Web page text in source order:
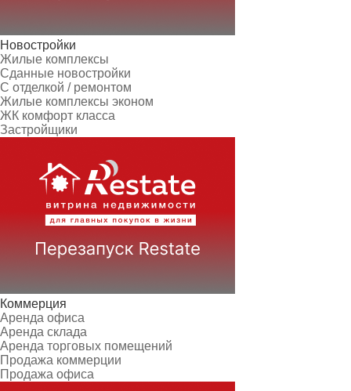
Новостройки
Жилые комплексы
Сданные новостройки
С отделкой / ремонтом
Жилые комплексы эконом
ЖК комфорт класса
Застройщики
Коммерция
Аренда офиса
Аренда склада
Аренда торговых помещений
Продажа коммерции
Продажа офиса